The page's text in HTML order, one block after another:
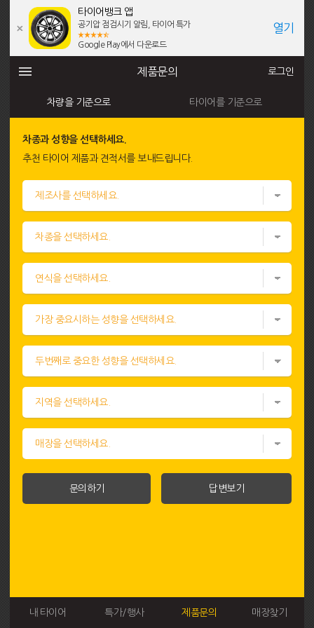
타이어뱅크 앱
공기압 점검시기 알림, 타이어 특가
Google Play에서 다운로드
열기
제품문의 로그인
차량을 기준으로 타이어를 기준으로
차종과 성향을 선택하세요.
추천 타이어 제품과 견적서를 보내드립니다.
문의하기 답변보기
내 타이어 특가/행사 제품문의 매장찾기